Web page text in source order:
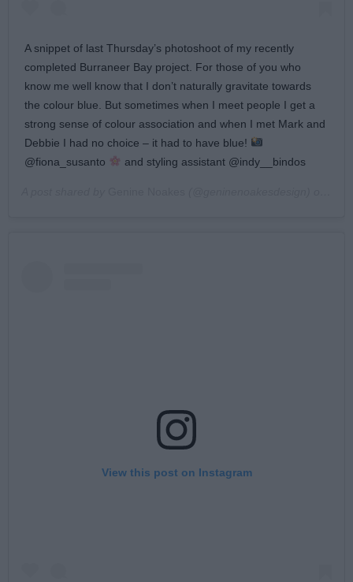
A snippet of last Thursday’s photoshoot of my recently
completed Burraneer Bay project. For those of you who
know me well know that I don’t naturally gravitate towards
the colour blue. But sometimes when I meet people I get a
strong sense of colour association and when I met Mark and
Debbie I had no choice – it had to have blue!
@fiona_susanto
and styling assistant @indy__bindos
View this post on Instagram